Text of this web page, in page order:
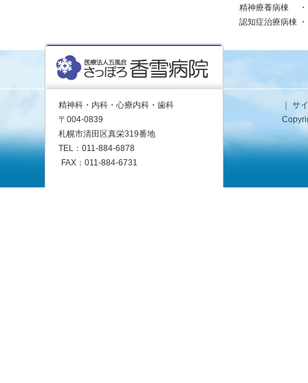
精神療養病棟
認知症治療病棟
精神科・内科・心療内科・歯科
〒004-0839
札幌市清田区真栄319番地
TEL：011-884-6878
FAX：011-884-6731
｜サ